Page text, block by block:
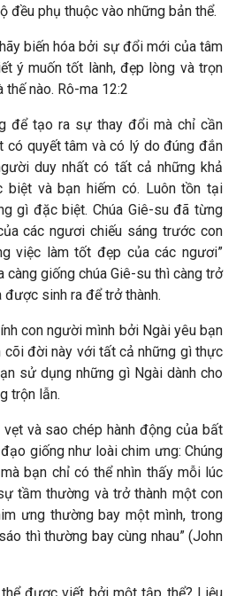
đều phụ thuộc vào những bản thể.
biến hóa bởi sự đổi mới của tâm
ý muốn tốt lành, đẹp lòng và trọn
nào. Rô-ma 12:2
để tạo ra sự thay đổi mà chỉ cần
quyết tâm và có lý do đúng đắn
duy nhất có tất cả những khả
biệt và bạn hiếm có. Luôn tồn tại
gì đặc biệt. Chúa Giê-su đã từng
các ngươi chiếu sáng trước con
việc làm tốt đẹp của các ngươi”
càng giống chúa Giê-su thì càng trở
sinh ra để trở thành.
con người mình bởi Ngài yêu bạn
cõi đời này với tất cả những gì thực
sử dụng những gì Ngài dành cho
trộn lẫn.
và sao chép hành động của bất
giống như loài chim ưng: Chúng
bạn chỉ có thể nhìn thấy mỗi lúc
tầm thường và trở thành một con
ưng thường bay một mình, trong
thì thường bay cùng nhau” (John